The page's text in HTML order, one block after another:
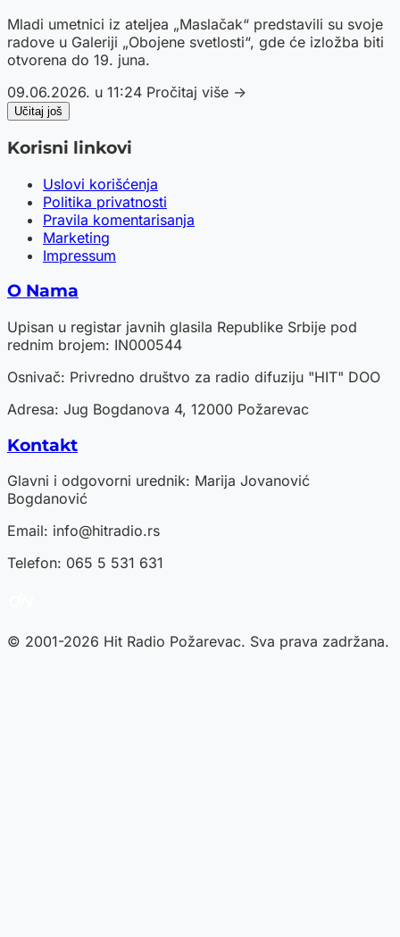
Mladi umetnici iz ateljea „Maslačak“ predstavili su svoje
radove u Galeriji „Obojene svetlosti“, gde će izložba biti
otvorena do 19. juna.
09.06.2026. u 11:24 Pročitaj više →
Učitaj još
Korisni linkovi
Uslovi korišćenja
Politika privatnosti
Pravila komentarisanja
Marketing
Impressum
O Nama
Upisan u registar javnih glasila Republike Srbije pod
rednim brojem: IN000544
Osnivač: Privredno društvo za radio difuziju "HIT" DOO
Adresa: Jug Bogdanova 4, 12000 Požarevac
Kontakt
Glavni i odgovorni urednik: Marija Jovanović
Bogdanović
Email: info@hitradio.rs
Telefon: 065 5 531 631
© 2001-2026 Hit Radio Požarevac. Sva prava zadržana.